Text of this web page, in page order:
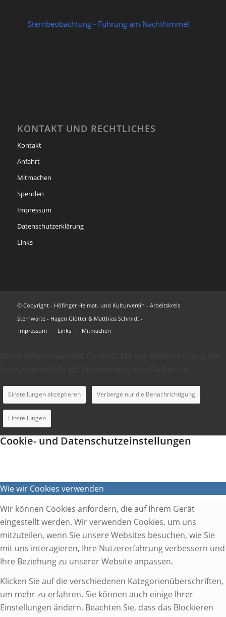
Sternbeobachtung - Führung am Nachthimmel
KONTAKT UND RECHTLICHES
Kontakt
Anfahrt
Mitmachen
Spenden
Impressum
Datenschutzerklärung
Links
© Copyright - Höfinger Heimat- und Kulturverein - Arbeitskreis
Sternwarte - Hagen Glötter & Matthias Schmidt -
Impressum
Links Mitmachen
Einstellungen akzeptieren Verberge nur die Benachrichtigung
Einstellungen
Cookie- und Datenschutzeinstellungen
Wie wir Cookies verwenden
Wir können Cookies anfordern, die auf Ihrem Gerät
eingestellt werden. Wir verwenden Cookies, um uns
mitzuteilen, wenn Sie unsere Websites besuchen, wie Sie
mit uns interagieren, Ihre Nutzererfahrung verbessern und
Ihre Beziehung zu unserer Website anpassen.
Klicken Sie auf die verschiedenen Kategorienüberschriften,
um mehr zu erfahren. Sie können auch einige Ihrer
Einstellungen ändern. Beachten Sie, dass das Blockieren